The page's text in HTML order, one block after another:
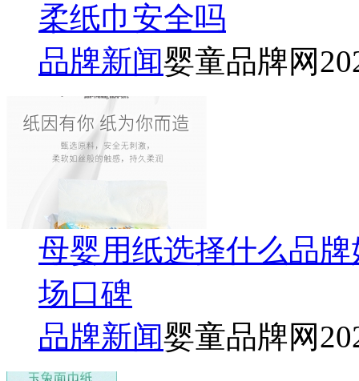
柔纸巾安全吗
品牌新闻婴童品牌网
母婴用纸选择什么品
场口碑
品牌新闻婴童品牌网